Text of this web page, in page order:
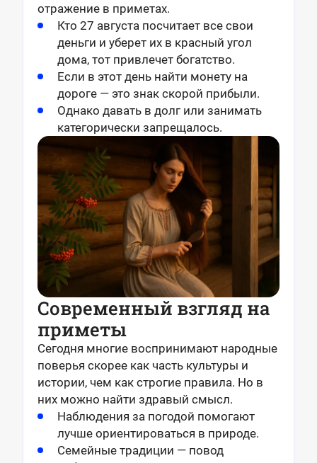
отражение в приметах.
Кто 27 августа посчитает все свои
деньги и уберет их в красный угол
дома, тот привлечет богатство.
Если в этот день найти монету на
дороге — это знак скорой прибыли.
Однако давать в долг или занимать
категорически запрещалось.
Современный взгляд на
приметы
Сегодня многие воспринимают народные
поверья скорее как часть культуры и
истории, чем как строгие правила. Но в
них можно найти здравый смысл.
Наблюдения за погодой помогают
лучше ориентироваться в природе.
Семейные традиции — повод